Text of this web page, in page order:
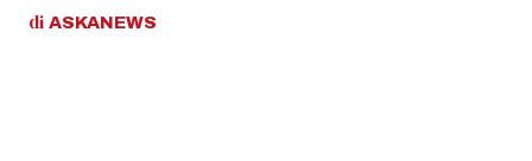
di ASKANEWS